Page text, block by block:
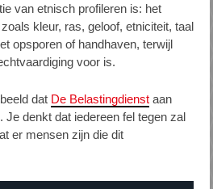
van etnisch profileren is: het
kleur, ras, geloof, etniciteit, taal
opsporen of handhaven, terwijl
voor is.
dat De Belastingdienst aan
Je denkt dat iedereen fel tegen zal
er mensen zijn die dit